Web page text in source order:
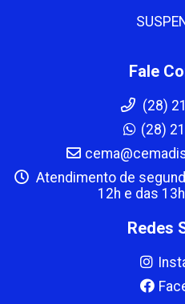
Fale
(28)
(28)
Atendimento de
12h e das
Redes